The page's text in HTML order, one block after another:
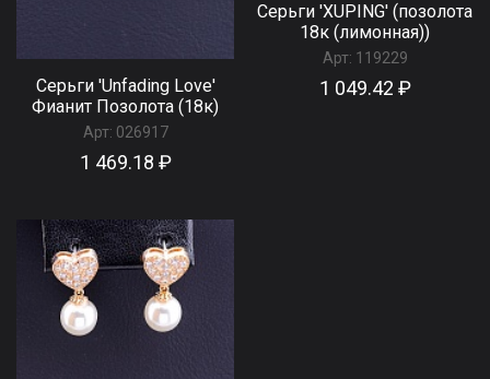
Серьги 'Unfading Love'
Фианит Позолота (18к)
Арт: 026917
1 469.18 ₽
Серьги 'XUPING' (позолота
18к (лимонная))
Арт: 119229
1 049.42 ₽